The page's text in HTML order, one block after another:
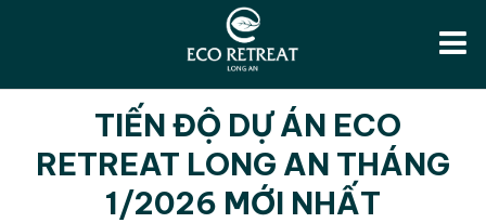
TIẾN ĐỘ DỰ ÁN ECO
RETREAT LONG AN THÁNG
1/2026 MỚI NHẤT